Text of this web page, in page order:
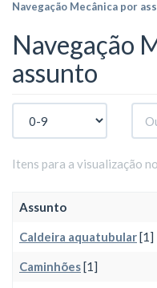
Navegação Mecânica por
Navegação
assunto
Itens para a visualização
Assunto
Caldeira aquatubular[1]
Caminhões[1]